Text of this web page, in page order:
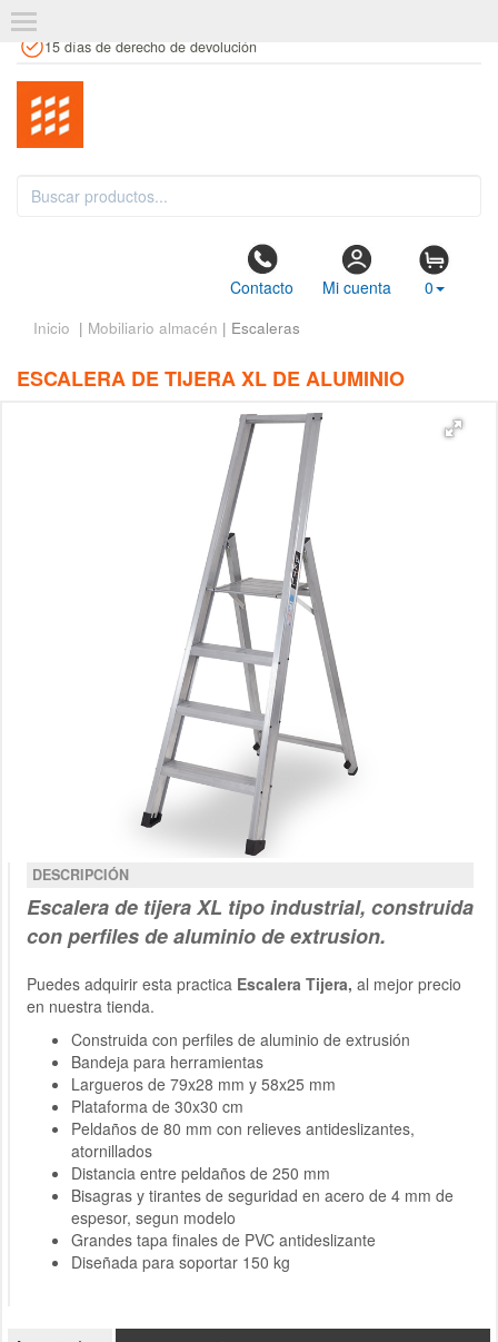
15 días de derecho de devolución
Contacto Mi cuenta 0
Inicio | Mobiliario almacén | Escaleras
ESCALERA DE TIJERA XL DE ALUMINIO
DESCRIPCIÓN
Escalera de tijera XL tipo industrial, construida
con perfiles de aluminio de extrusion.
Puedes adquirir esta practica Escalera Tijera, al mejor precio
en nuestra tienda.
Construida con perfiles de aluminio de extrusión
Bandeja para herramientas
Largueros de 79x28 mm y 58x25 mm
Plataforma de 30x30 cm
Peldaños de 80 mm con relieves antideslizantes,
atornillados
Distancia entre peldaños de 250 mm
Bisagras y tirantes de seguridad en acero de 4 mm de
espesor, segun modelo
Grandes tapa finales de PVC antideslizante
Diseñada para soportar 150 kg